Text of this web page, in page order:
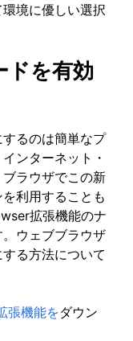
境に優しい選択
ドを有効
るのは簡単なプ
ンターネット・
ラウザでこの新
利用することも
拡張機能のナ
ウェブブラウザ
る方法について
張機能をダウン